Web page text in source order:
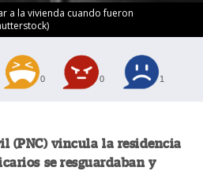
a la vivienda cuando fueron
0 0 1
(PNC) vincula la residencia
se resguardaban y